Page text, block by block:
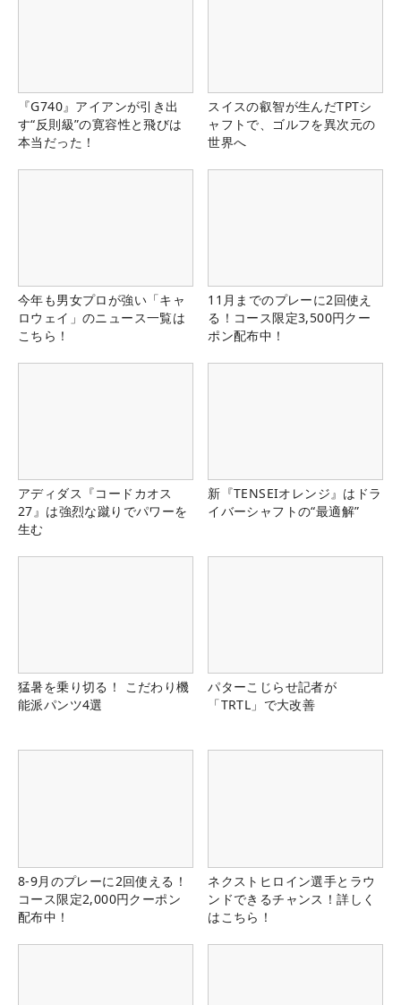
『G740』アイアンが引き出
す“反則級”の寛容性と飛びは
本当だった！
スイスの叡智が生んだTPTシ
ャフトで、ゴルフを異次元の
世界へ
今年も男女プロが強い「キャ
ロウェイ」のニュース一覧は
こちら！
11月までのプレーに2回使え
る！コース限定3,500円クー
ポン配布中！
アディダス『コードカオス
27』は強烈な蹴りでパワーを
生む
新『TENSEIオレンジ』はドラ
イバーシャフトの“最適解”
猛暑を乗り切る！ こだわり機
能派パンツ4選
パターこじらせ記者が
「TRTL」で大改善
8-9月のプレーに2回使える！
コース限定2,000円クーポン
配布中！
ネクストヒロイン選手とラウ
ンドできるチャンス！詳しく
はこちら！